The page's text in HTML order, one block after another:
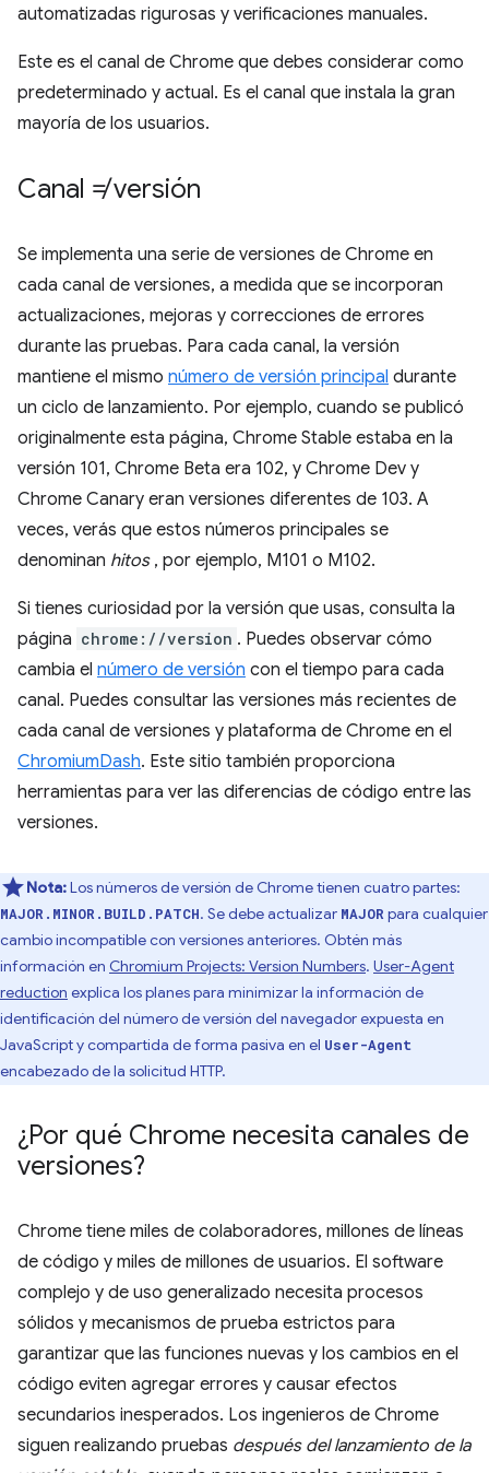
automatizadas rigurosas y verificaciones manuales.
Este es el canal de Chrome que debes considerar como
predeterminado y actual. Es el canal que instala la gran
mayoría de los usuarios.
Canal ≠ versión
Se implementa una serie de versiones de Chrome en
cada canal de versiones, a medida que se incorporan
actualizaciones, mejoras y correcciones de errores
durante las pruebas. Para cada canal, la versión
mantiene el mismo número de versión principal durante
un ciclo de lanzamiento. Por ejemplo, cuando se publicó
originalmente esta página, Chrome Stable estaba en la
versión 101, Chrome Beta era 102, y Chrome Dev y
Chrome Canary eran versiones diferentes de 103. A
veces, verás que estos números principales se
denominan hitos, por ejemplo, M101 o M102.
Si tienes curiosidad por la versión que usas, consulta la
página chrome://version . Puedes observar cómo
cambia el número de versión con el tiempo para cada
canal. Puedes consultar las versiones más recientes de
cada canal de versiones y plataforma de Chrome en el
ChromiumDash. Este sitio también proporciona
herramientas para ver las diferencias de código entre las
versiones.
Nota:Los números de versión de Chrome tienen cuatro partes:
MAJOR.MINOR.BUILD.PATCH. Se debe actualizar MAJOR para cualquier
cambio incompatible con versiones anteriores. Obtén más
información en Chromium Projects: Version Numbers. User-Agent
reduction explica los planes para minimizar la información de
identificación del número de versión del navegador expuesta en
JavaScript y compartida de forma pasiva en el User-Agent
encabezado de la solicitud HTTP.
¿Por qué Chrome necesita canales de
versiones?
Chrome tiene miles de colaboradores, millones de líneas
de código y miles de millones de usuarios. El software
complejo y de uso generalizado necesita procesos
sólidos y mecanismos de prueba estrictos para
garantizar que las funciones nuevas y los cambios en el
código eviten agregar errores y causar efectos
secundarios inesperados. Los ingenieros de Chrome
siguen realizando pruebas después del lanzamiento de la